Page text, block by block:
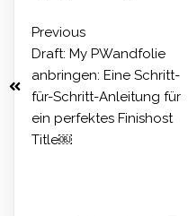
Previous
Draft: My PWandfolie
anbringen: Eine Schritt-
für-Schritt-Anleitung für
ein perfektes Finishost
Title￼